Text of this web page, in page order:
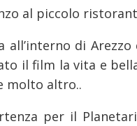
al piccolo
all’interno di
il film la vita e
molto altro..
per il